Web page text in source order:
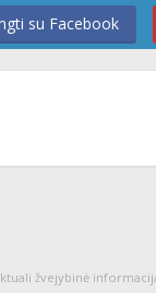
su Facebook
žvejybinė